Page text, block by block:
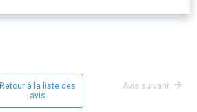
Retour à la liste des
avis
Avis suivant